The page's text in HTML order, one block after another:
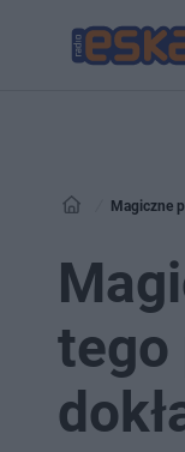
Magiczne
tego